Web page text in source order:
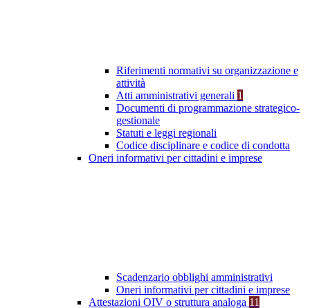
Riferimenti normativi su organizzazione e
attività
Atti amministrativi generali 1
Documenti di programmazione strategico-
gestionale
Statuti e leggi regionali
Codice disciplinare e codice di condotta
Oneri informativi per cittadini e imprese
Scadenzario obblighi amministrativi
Oneri informativi per cittadini e imprese
Attestazioni OIV o struttura analoga 11